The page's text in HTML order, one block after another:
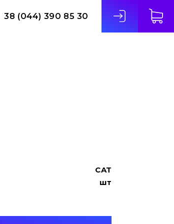
38 (044) 390 85 30
CAT
шт